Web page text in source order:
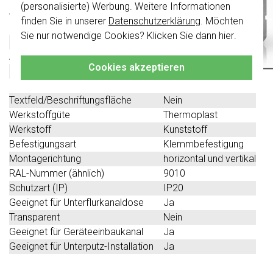
(personalisierte) Werbung. Weitere Informationen
finden Sie in unserer Datenschutzerklärung. Möchten
Sie nur notwendige Cookies? Klicken Sie dann hier.
Cookies akzeptieren
Spezifikation
Wert
Farbe
weiß
Halogenfrei
Ja
Anzahl der Einheiten
4
Nein
Textfeld/Beschriftungsfläche
Nein
Werkstoffgüte
Thermoplast
Werkstoff
Kunststoff
Befestigungsart
Klemmbefestigung
Montagerichtung
horizontal und vertikal
RAL-Nummer (ähnlich)
9010
Schutzart (IP)
IP20
Geeignet für Unterflurkanaldose
Ja
Transparent
Nein
Geeignet für Geräteeinbaukanal
Ja
Geeignet für Unterputz-Installation
Ja
2024 kombinierbar.
Klicken Sie hier
für weitere Informationen,
damit Sie immer das Richtige bestellen.